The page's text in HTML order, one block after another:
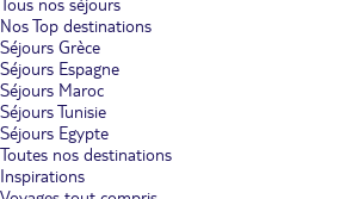
Tous nos séjours
Nos Top destinations
Séjours Grèce
Séjours Espagne
Séjours Maroc
Séjours Tunisie
Séjours Egypte
Toutes nos destinations
Inspirations